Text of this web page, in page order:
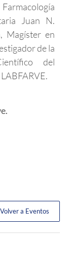
Juan N.
Magíster en
de la
del
LABFARVE.
Volver a Eventos